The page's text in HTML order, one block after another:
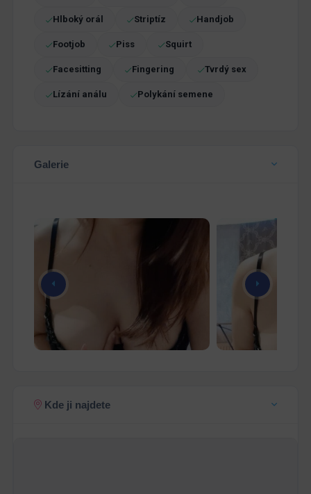
Hlboký orál Striptíz Handjob
Footjob Piss Squirt
Facesitting Fingering Tvrdý sex
Lízání análu Polykání semene
Galerie
Kde ji najdete